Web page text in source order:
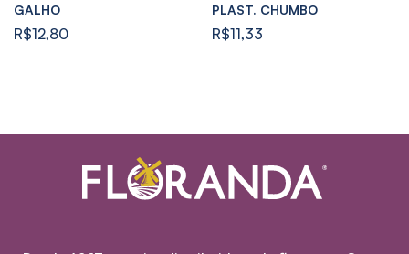
GALHO
R$12,80
PLAST. CHUMBO
R$11,33